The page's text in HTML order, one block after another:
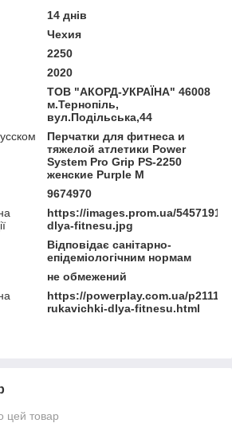
14 днів
Чехия
2250
2020
ТОВ "АКОРД-УКРАЇНА" 46008
м.Тернопіль,
вул.Подільська,44
Перчатки для фитнеса и
тяжелой атлетики Power
System Pro Grip PS-2250
женские Purple M
9674970
https://images.prom.ua/
dlya-fitnesu.jpg
Відповідає санітарно-
епідеміологічним нормам
не обмежений
https://powerplay.com.ua/
rukavichki-dlya-fitnesu.html
цей товар